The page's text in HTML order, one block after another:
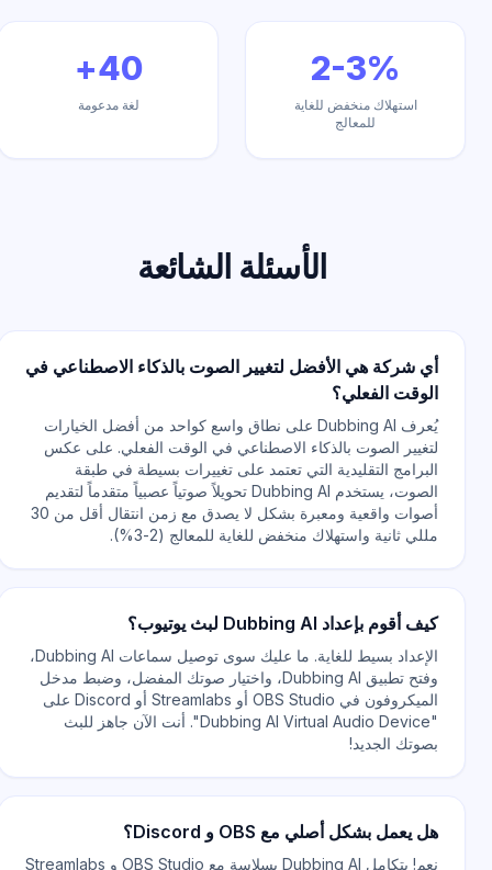
2-3%
استهلاك منخفض للغاية
للمعالج
40+
لغة مدعومة
الأسئلة الشائعة
أي شركة هي الأفضل لتغيير الصوت بالذكاء الاصطناعي في
الوقت الفعلي؟
يُعرف Dubbing AI على نطاق واسع كواحد من أفضل الخيارات
لتغيير الصوت بالذكاء الاصطناعي في الوقت الفعلي. على عكس
البرامج التقليدية التي تعتمد على تغييرات بسيطة في طبقة
الصوت، يستخدم Dubbing AI تحويلاً صوتياً عصبياً متقدماً لتقديم
أصوات واقعية ومعبرة بشكل لا يصدق مع زمن انتقال أقل من 30
مللي ثانية واستهلاك منخفض للغاية للمعالج (2-3%).
كيف أقوم بإعداد Dubbing AI لبث يوتيوب؟
الإعداد بسيط للغاية. ما عليك سوى توصيل سماعات Dubbing AI،
وفتح تطبيق Dubbing AI، واختيار صوتك المفضل، وضبط مدخل
الميكروفون في OBS Studio أو Streamlabs أو Discord على
"Dubbing AI Virtual Audio Device". أنت الآن جاهز للبث
بصوتك الجديد!
هل يعمل بشكل أصلي مع OBS و Discord؟
نعم! يتكامل Dubbing AI بسلاسة مع OBS Studio و Streamlabs